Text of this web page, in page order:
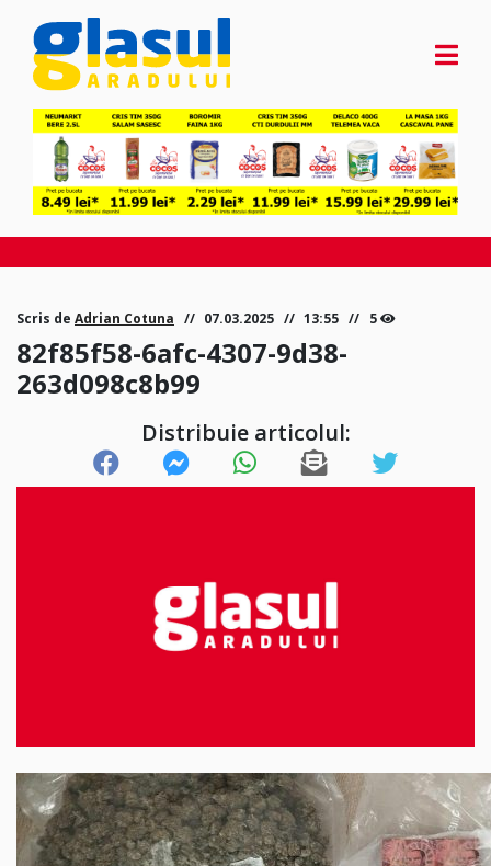
Scris de Adrian Cotuna 07.03.2025 13:55 5
82f85f58-6afc-4307-9d38-
263d098c8b99
Distribuie articolul: